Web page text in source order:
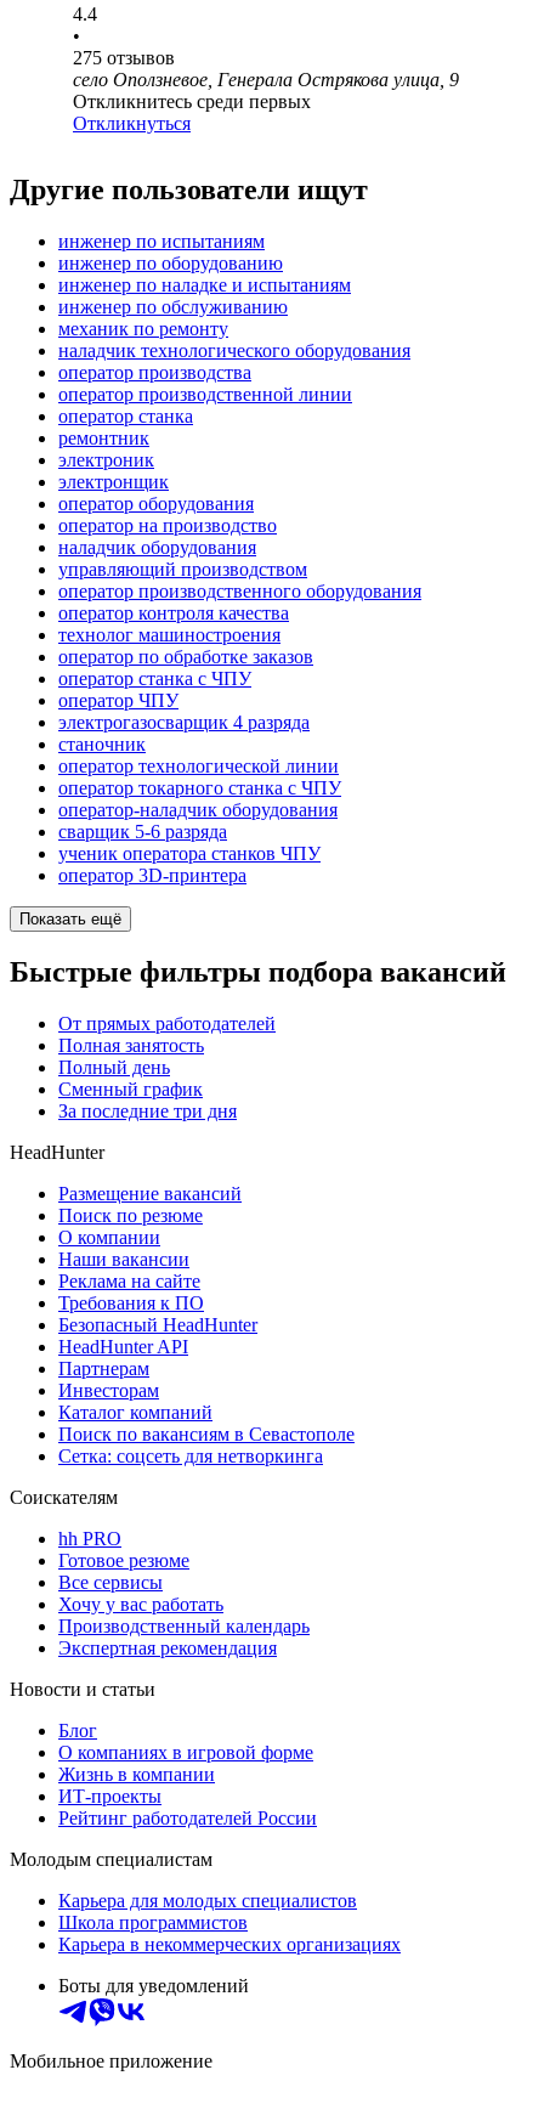
4.4
•
275 отзывов
село Оползневое, Генерала Острякова улица, 9
Откликнитесь среди первых
Откликнуться
Другие пользователи ищут
инженер по испытаниям
инженер по оборудованию
инженер по наладке и испытаниям
инженер по обслуживанию
механик по ремонту
наладчик технологического оборудования
оператор производства
оператор производственной линии
оператор станка
ремонтник
электроник
электронщик
оператор оборудования
оператор на производство
наладчик оборудования
управляющий производством
оператор производственного оборудования
оператор контроля качества
технолог машиностроения
оператор по обработке заказов
оператор станка с ЧПУ
оператор ЧПУ
электрогазосварщик 4 разряда
станочник
оператор технологической линии
оператор токарного станка с ЧПУ
оператор-наладчик оборудования
сварщик 5-6 разряда
ученик оператора станков ЧПУ
оператор 3D-принтера
Показать ещё
Быстрые фильтры подбора вакансий
От прямых работодателей
Полная занятость
Полный день
Сменный график
За последние три дня
HeadHunter
Размещение вакансий
Поиск по резюме
О компании
Наши вакансии
Реклама на сайте
Требования к ПО
Безопасный HeadHunter
HeadHunter API
Партнерам
Инвесторам
Каталог компаний
Поиск по вакансиям в Севастополе
Сетка: соцсеть для нетворкинга
Соискателям
hh PRO
Готовое резюме
Все сервисы
Хочу у вас работать
Производственный календарь
Экспертная рекомендация
Новости и статьи
Блог
О компаниях в игровой форме
Жизнь в компании
ИТ-проекты
Рейтинг работодателей России
Молодым специалистам
Карьера для молодых специалистов
Школа программистов
Карьера в некоммерческих организациях
Боты для уведомлений
Мобильное приложение